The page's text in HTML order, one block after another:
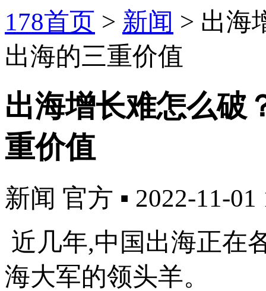
178首页 > 新闻 > 出海
出海的三重价值
出海增长难怎么破
重价值
新闻 官方 ▪ 2022-11-01
近几年,中国出海正在
海大军的领头羊。